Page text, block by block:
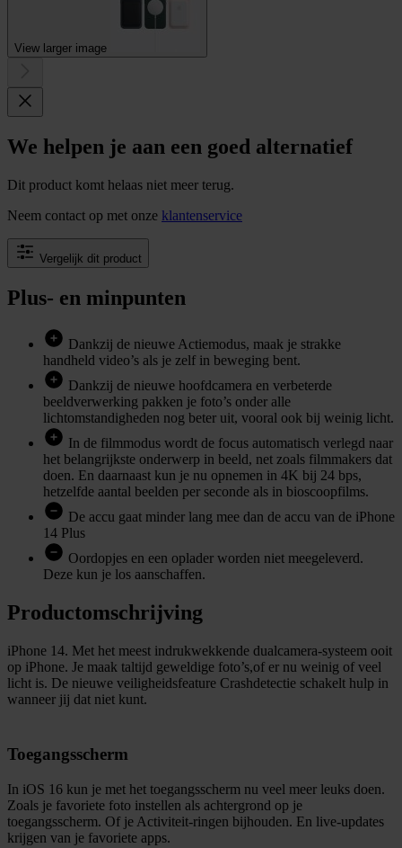
View larger image
We helpen je aan een goed alternatief
Dit product komt helaas niet meer terug.
Neem contact op met onze klantenservice
Vergelijk dit product
Plus- en minpunten
Dankzij de nieuwe Actiemodus, maak je strakke
handheld video’s als je zelf in beweging bent.
Dankzij de nieuwe hoofdcamera en verbeterde
beeldverwerking pakken je foto’s onder alle
lichtomstandigheden nog beter uit, vooral ook bij weinig licht.
In de filmmodus wordt de focus automatisch verlegd naar
het belangrijkste onderwerp in beeld, net zoals filmmakers dat
doen. En daarnaast kun je nu opnemen in 4K bij 24 bps,
hetzelfde aantal beelden per seconde als in bioscoopfilms.
De accu gaat minder lang mee dan de accu van de iPhone
14 Plus
Oordopjes en een oplader worden niet meegeleverd.
Deze kun je los aanschaffen.
Productomschrijving
iPhone 14. Met het meest indrukwekkende dualcamera-systeem ooit
op iPhone. Je maak taltijd geweldige foto’s,of er nu weinig of veel
licht is. De nieuwe veiligheidsfeature Crashdetectie schakelt hulp in
wanneer jij dat niet kunt.
Toegangsscherm
In iOS 16 kun je met het toegangsscherm nu veel meer leuks doen.
Zoals je favoriete foto instellen als achtergrond op je
toegangsscherm. Of je Activiteit-ringen bijhouden. En live-updates
krijgen van je favoriete apps.